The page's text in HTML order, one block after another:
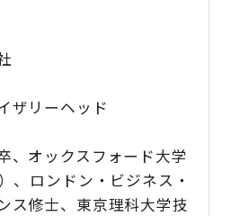
ザリーヘッド
、オックスフォード大学
、ロンドン・ビジネス・
ス修士、東京理科大学技